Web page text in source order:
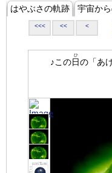
はやぶさの軌跡 宇宙か
<<< << <
♪この日
ひ
の「あ